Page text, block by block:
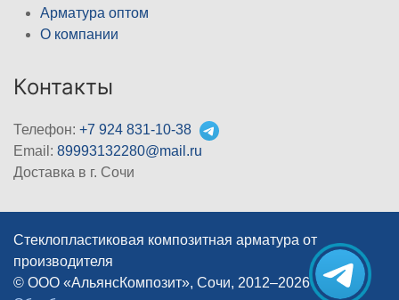
Арматура оптом
О компании
Контакты
Телефон: +7 924 831-10-38
Email: 89993132280@mail.ru
Доставка в г. Сочи
Стеклопластиковая композитная арматура от
производителя
© ООО «АльянсКомпозит», Сочи, 2012–2026